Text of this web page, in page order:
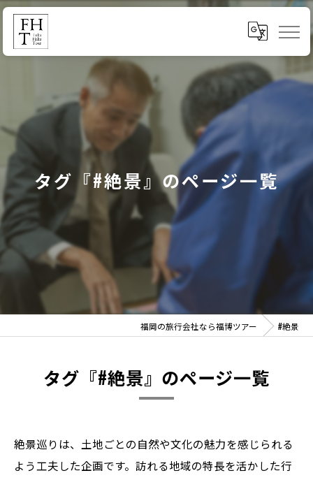
タグ『#絶景』のページ一覧
福岡の旅行会社なら福博ツアー #絶景
タグ『#絶景』のページ一覧
絶景巡りは、土地ごとの自然や文化の魅力を感じられる
よう工夫した企画です。訪れる地域の特長を活かした行